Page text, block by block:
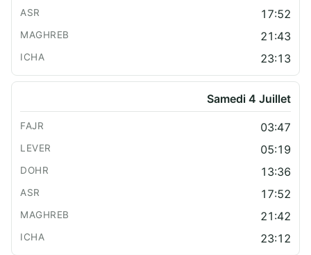
17:52
21:43
23:13
Samedi 4 Juillet
03:47
05:19
13:36
17:52
21:42
23:12